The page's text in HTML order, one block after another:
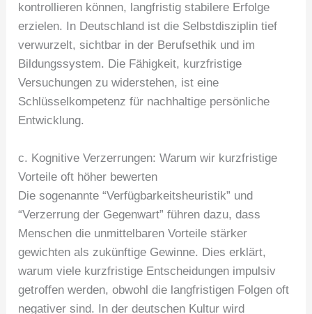
kontrollieren können, langfristig stabilere Erfolge
erzielen. In Deutschland ist die Selbstdisziplin tief
verwurzelt, sichtbar in der Berufsethik und im
Bildungssystem. Die Fähigkeit, kurzfristige
Versuchungen zu widerstehen, ist eine
Schlüsselkompetenz für nachhaltige persönliche
Entwicklung.
c. Kognitive Verzerrungen: Warum wir kurzfristige
Vorteile oft höher bewerten
Die sogenannte “Verfügbarkeitsheuristik” und
“Verzerrung der Gegenwart” führen dazu, dass
Menschen die unmittelbaren Vorteile stärker
gewichten als zukünftige Gewinne. Dies erklärt,
warum viele kurzfristige Entscheidungen impulsiv
getroffen werden, obwohl die langfristigen Folgen oft
negativer sind. In der deutschen Kultur wird